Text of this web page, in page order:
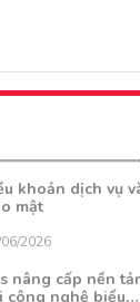
khoản dịch vụ
mật
2026
nâng cấp nền
công nghệ biểu…